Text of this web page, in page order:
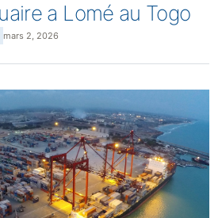
a Lomé au Togo
mars 2, 2026